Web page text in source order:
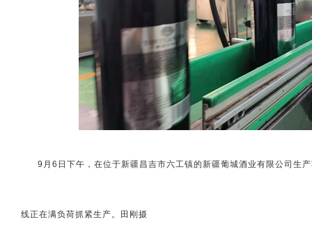
9月6日下午，在位于新疆昌吉市六工镇的新疆葡城酒业有限公司生
线正在满负荷抓紧生产。田刚摄